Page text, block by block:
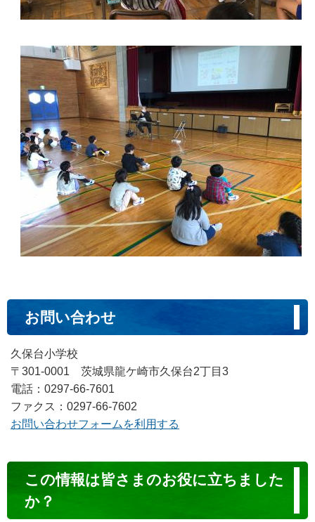
お問い合わせ
久保台小学校
〒301-0001 茨城県龍ケ崎市久保台2丁目3
電話：0297-66-7601
ファクス：0297-66-7602
お問い合わせフォームを利用する
ン
この情報は皆さまのお役に立ちました
か？